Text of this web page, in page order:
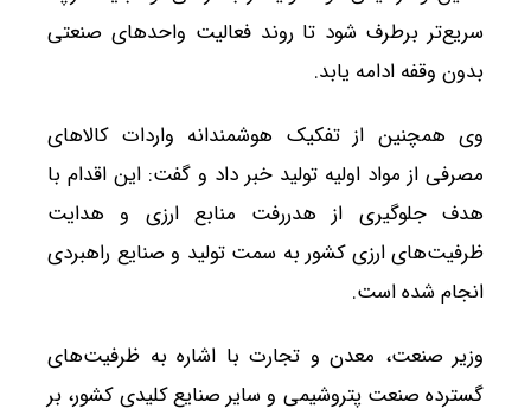
سریع‌تر برطرف شود تا روند فعالیت واحدهای صنعتی
بدون وقفه ادامه یابد.
وی همچنین از تفکیک هوشمندانه واردات کالاهای
مصرفی از مواد اولیه تولید خبر داد و گفت: این اقدام با
هدف جلوگیری از هدررفت منابع ارزی و هدایت
ظرفیت‌های ارزی کشور به سمت تولید و صنایع راهبردی
انجام شده است.
وزیر صنعت، معدن و تجارت با اشاره به ظرفیت‌های
گسترده صنعت پتروشیمی و سایر صنایع کلیدی کشور، بر